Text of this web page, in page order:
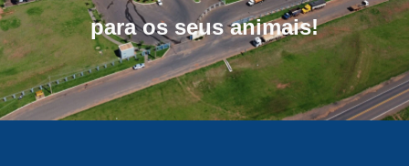
para os seus animais!